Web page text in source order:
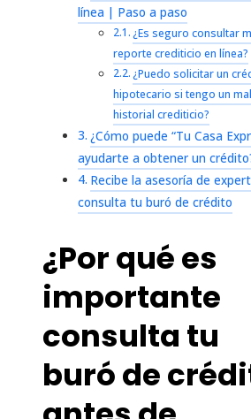
línea | Paso a paso
¿Es seguro consultar
reporte crediticio en línea?
¿Puedo solicitar un
hipotecario si tengo un mal
historial crediticio?
¿Cómo puede “Tu Casa
ayudarte a obtener un
Recibe la asesoría de
consulta tu buró de crédito
¿Por qué es
importante
consulta tu
buró de